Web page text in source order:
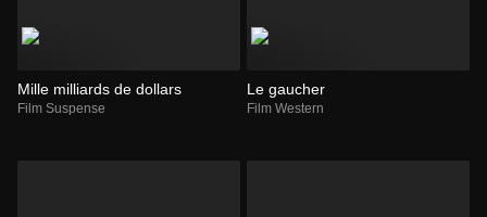
Mille milliards de dollars
Film Suspense
Le gaucher
Film Western